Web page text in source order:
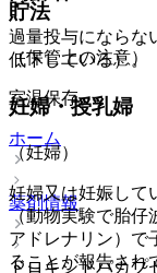
貯法
（保管上の注意）
室温保存。
ホーム
薬剤情報
ドロキシドパカプ
過量投与にならな
低下している）。
妊婦・授乳婦
（妊婦）
妊婦又は妊娠して
（動物実験で胎仔
アドレナリン）で
ることが報告され